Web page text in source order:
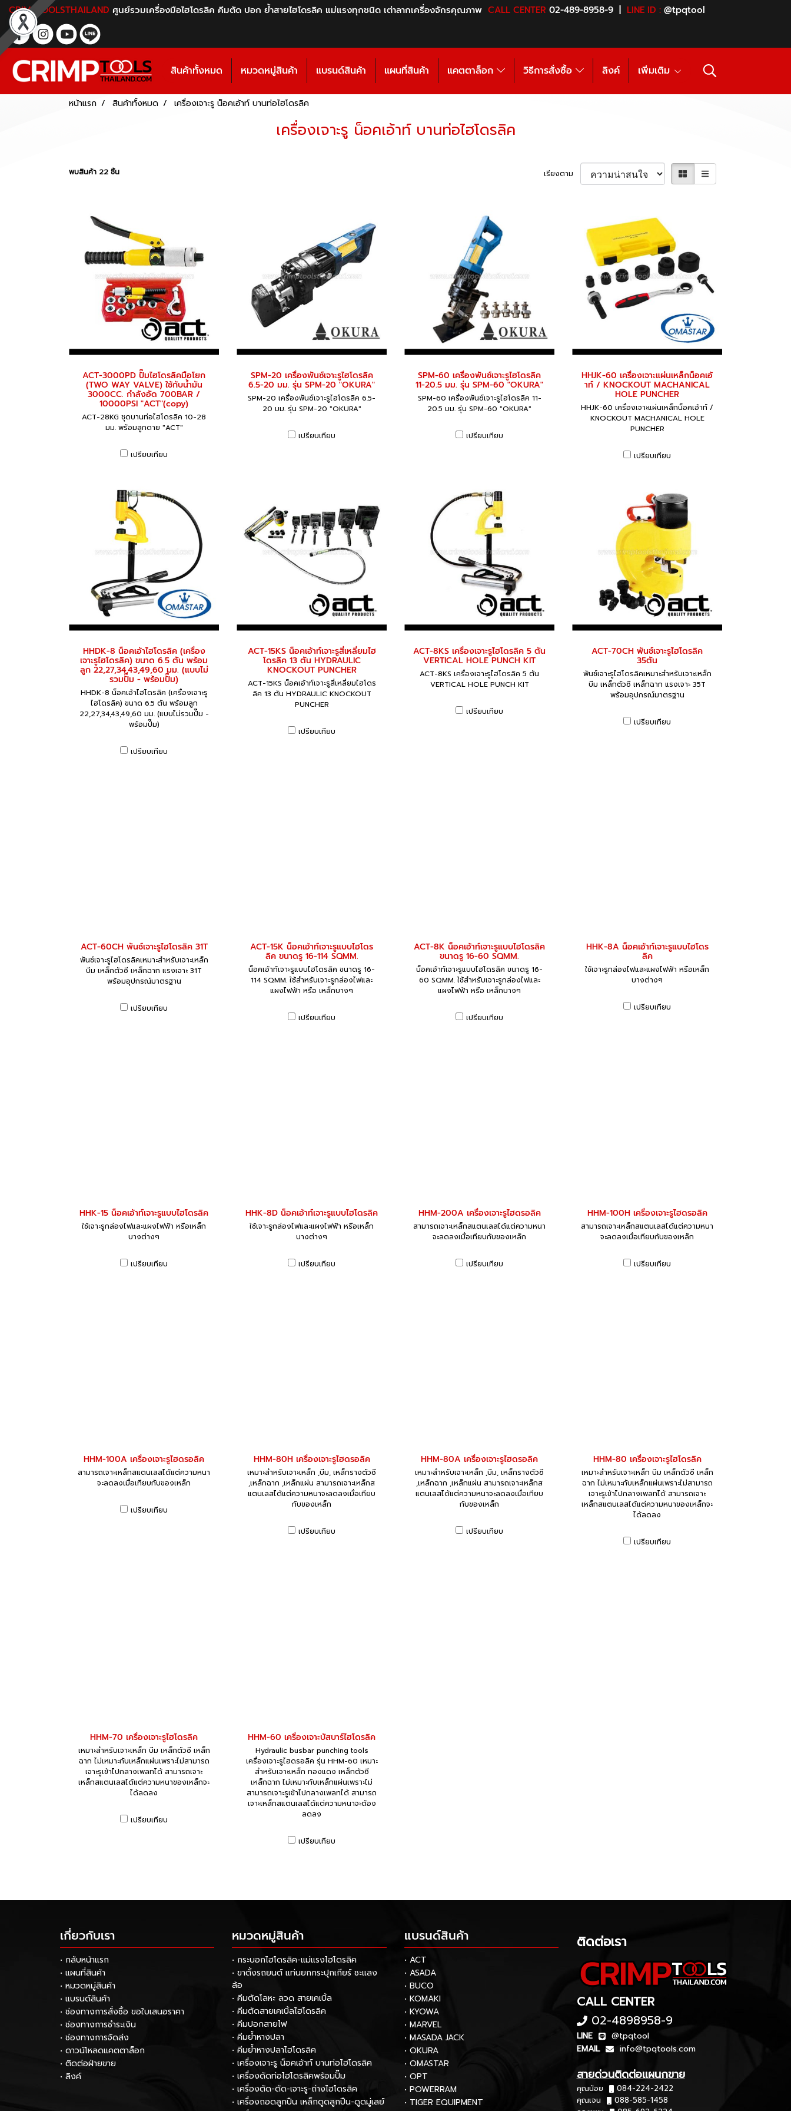
CRIMPTOOLSTHAILAND ศูนย์รวมเครื่องมือไฮโดรลิค คีมตัด ปอก ย้ำสายไฮโดรลิค แม่แรงทุกชนิด เต่าลากเครื่องจักรคุณภาพ CALL CENTER 02-489-8958-9 | LINE ID : @tpqtool
สินค้าทั้งหมด หมวดหมู่สินค้า แบรนด์สินค้า แผนที่สินค้า แคตตาล็อก วิธีการสั่งซื้อ ลิงค์ เพิ่มเติม
หน้าแรก สินค้าทั้งหมด เครื่องเจาะรู น็อคเอ้าท์ บานท่อไฮโดรลิค
เครื่องเจาะรู น็อคเอ้าท์ บานท่อไฮโดรลิค
พบสินค้า 22 ชิ้น เรียงตาม
ACT-3000PD ปั๊มไฮโดรลิคมือโยก
(TWO WAY VALVE) ใช้กับน้ำมัน
3000CC. กำลังอัด 700BAR /
10000PSI "ACT"(copy)
ACT-28KG ชุดบานท่อไฮโดรลิค 10-28
มม. พร้อมลูกดาย "ACT"
เปรียบเทียบ
SPM-20 เครื่องพันซ์เจาะรูไฮโดรลิค
6.5-20 มม. รุ่น SPM-20 "OKURA"
SPM-20 เครื่องพันซ์เจาะรูไฮโดรลิค 6.5-
20 มม. รุ่น SPM-20 "OKURA"
เปรียบเทียบ
SPM-60 เครื่องพันซ์เจาะรูไฮโดรลิค
11-20.5 มม. รุ่น SPM-60 "OKURA"
SPM-60 เครื่องพันซ์เจาะรูไฮโดรลิค 11-
20.5 มม. รุ่น SPM-60 "OKURA"
เปรียบเทียบ
HHJK-60 เครื่องเจาะแผ่นเหล็กน็อคเอ้
าท์ / KNOCKOUT MACHANICAL
HOLE PUNCHER
HHJK-60 เครื่องเจาะแผ่นเหล็กน็อคเอ้าท์ /
KNOCKOUT MACHANICAL HOLE
PUNCHER
เปรียบเทียบ
HHDK-8 น็อคเอ้าไฮโดรลิค (เครื่อง
เจาะรูไฮโดรลิค) ขนาด 6.5 ตัน พร้อม
ลูก 22,27,34,43,49,60 มม. (แบบไม่
รวมปั๊ม - พร้อมปั๊ม)
HHDK-8 น็อคเอ้าไฮโดรลิค (เครื่องเจาะรู
ไฮโดรลิค) ขนาด 6.5 ตัน พร้อมลูก
22,27,34,43,49,60 มม. (แบบไม่รวมปั๊ม -
พร้อมปั๊ม)
เปรียบเทียบ
ACT-15KS น็อคเอ้าท์เจาะรูสี่เหลี่ยมไฮ
โดรลิค 13 ตัน HYDRAULIC
KNOCKOUT PUNCHER
ACT-15KS น็อคเอ้าท์เจาะรูสี่เหลี่ยมไฮโดร
ลิค 13 ตัน HYDRAULIC KNOCKOUT
PUNCHER
เปรียบเทียบ
ACT-8KS เครื่องเจาะรูไฮโดรลิค 5 ตัน
VERTICAL HOLE PUNCH KIT
ACT-8KS เครื่องเจาะรูไฮโดรลิค 5 ตัน
VERTICAL HOLE PUNCH KIT
เปรียบเทียบ
ACT-70CH พันช์เจาะรูไฮโดรลิค
35ตัน
พันช์เจาะรูไฮโดรลิคเหมาะสำหรับเจาะเหล็ก
บีม เหล็กตัวซี เหล็กฉาก แรงเจาะ 35T
พร้อมอุปกรณ์มาตรฐาน
เปรียบเทียบ
ACT-60CH พันช์เจาะรูไฮโดรลิค 31T
พันช์เจาะรูไฮโดรลิคเหมาะสำหรับเจาะเหล็ก
บีม เหล็กตัวซี เหล็กฉาก แรงเจาะ 31T
พร้อมอุปกรณ์มาตรฐาน
เปรียบเทียบ
ACT-15K น็อคเอ้าท์เจาะรูแบบไฮโดร
ลิค ขนาดรู 16-114 SQMM.
น็อคเอ้าท์เจาะรูแบบไฮโดรลิค ขนาดรู 16-
114 SQMM. ใช้สำหรับเจาะรูกล่องไฟและ
แผงไฟฟ้า หรือ เหล็กบางๆ
เปรียบเทียบ
ACT-8K น็อคเอ้าท์เจาะรูแบบไฮโดรลิค
ขนาดรู 16-60 SQMM.
น็อคเอ้าท์เจาะรูแบบไฮโดรลิค ขนาดรู 16-
60 SQMM. ใช้สำหรับเจาะรูกล่องไฟและ
แผงไฟฟ้า หรือ เหล็กบางๆ
เปรียบเทียบ
HHK-8A น็อคเอ้าท์เจาะรูแบบไฮโดร
ลิค
ใช้เจาะรูกล่องไฟและแผงไฟฟ้า หรือเหล็ก
บางต่างๆ
เปรียบเทียบ
HHK-15 น็อคเอ้าท์เจาะรูแบบไฮโดรลิค
ใช้เจาะรูกล่องไฟและแผงไฟฟ้า หรือเหล็ก
บางต่างๆ
เปรียบเทียบ
HHK-8D น็อคเอ้าท์เจาะรูแบบไฮโดรลิค
ใช้เจาะรูกล่องไฟและแผงไฟฟ้า หรือเหล็ก
บางต่างๆ
เปรียบเทียบ
HHM-200A เครื่องเจาะรูไฮดรอลิค
สามารถเจาะเหล็กสแตนเลสได้แต่ความหนา
จะลดลงเมื่อเทียบกับของเหล็ก
เปรียบเทียบ
HHM-100H เครื่องเจาะรูไฮดรอลิค
สามารถเจาะเหล็กสแตนเลสได้แต่ความหนา
จะลดลงเมื่อเทียบกับของเหล็ก
เปรียบเทียบ
HHM-100A เครื่องเจาะรูไฮดรอลิค
สามารถเจาะเหล็กสแตนเลสได้แต่ความหนา
จะลดลงเมื่อเทียบกับของเหล็ก
เปรียบเทียบ
HHM-80H เครื่องเจาะรูไฮดรอลิค
เหมาะสำหรับเจาะเหล็ก ,บีม, เหล็กรางตัวซี
,เหล็กฉาก ,เหล็กแผ่น สามารถเจาะเหล็กส
แตนเลสได้แต่ความหนาจะลดลงเมื่อเทียบ
กับของเหล็ก
เปรียบเทียบ
HHM-80A เครื่องเจาะรูไฮดรอลิค
เหมาะสำหรับเจาะเหล็ก ,บีม, เหล็กรางตัวซี
,เหล็กฉาก ,เหล็กแผ่น สามารถเจาะเหล็กส
แตนเลสได้แต่ความหนาจะลดลงเมื่อเทียบ
กับของเหล็ก
เปรียบเทียบ
HHM-80 เครื่องเจาะรูไฮโดรลิค
เหมาะสำหรับเจาะเหล็ก บีม เหล็กตัวซี เหล็ก
ฉาก ไม่เหมาะกับเหล็กแผ่นเพราะไม่สามารถ
เจาะรูเข้าไปกลางเพลทได้ สามารถเจาะ
เหล็กสแตนเลสได้แต่ความหนาของเหล็กจะ
ได้ลดลง
เปรียบเทียบ
HHM-70 เครื่องเจาะรูไฮโดรลิค
เหมาะสำหรับเจาะเหล็ก บีม เหล็กตัวซี เหล็ก
ฉาก ไม่เหมาะกับเหล็กแผ่นเพราะไม่สามารถ
เจาะรูเข้าไปกลางเพลทได้ สามารถเจาะ
เหล็กสแตนเลสได้แต่ความหนาของเหล็กจะ
ได้ลดลง
เปรียบเทียบ
HHM-60 เครื่องเจาะบัสบาร์ไฮโดรลิค
Hydraulic busbar punching tools
เครื่องเจาะรูไฮดรอลิค รุ่น HHM-60 เหมาะ
สำหรับเจาะเหล็ก ทองแดง เหล็กตัวซี
เหล็กฉาก ไม่เหมาะกับเหล็กแผ่นเพราะไม่
สามารถเจาะรูเข้าไปกลางเพลทได้ สามารถ
เจาะเหล็กสแตนเลสได้แต่ความหนาจะต้อง
ลดลง
เปรียบเทียบ
เกี่ยวกับเรา
• กลับหน้าแรก
• แผนที่สินค้า
• หมวดหมู่สินค้า
• แบรนด์สินค้า
• ช่องทางการสั่งซื้อ ขอใบเสนอราคา
• ช่องทางการชำระเงิน
• ช่องทางการจัดส่ง
• ดาวน์โหลดแคตตาล็อก
• ติดต่อฝ่ายขาย
• ลิงค์
หมวดหมู่สินค้า
• กระบอกไฮโดรลิค-แม่แรงไฮโดรลิค
• ขาตั้งรถยนต์ แท่นยกกระปุกเกียร์ ชะแลง
ล้อ
• คีมตัดโลหะ ลวด สายเคเบิ้ล
• คีมตัดสายเคเบิ้ลไฮโดรลิค
• คีมปอกสายไฟ
• คีมย้ำหางปลา
• คีมย้ำหางปลาไฮโดรลิค
• เครื่องเจาะรู น็อคเอ้าท์ บานท่อไฮโดรลิค
• เครื่องดัดท่อไฮโดรลิคพร้อมปั๊ม
• เครื่องตัด-ดัด-เจาะรู-ถ่างไฮโดรลิค
• เครื่องถอดลูกปืน เหล็กดูดลูกปืน-ดูดมู่เลย์
แบรนด์สินค้า
• ACT
• ASADA
• BUCO
• KOMAKI
• KYOWA
• MARVEL
• MASADA JACK
• OKURA
• OMASTAR
• OPT
• POWERRAM
• TIGER EQUIPMENT
ติดต่อเรา
CALL CENTER
02-4898958-9
LINE
@tpqtool
EMAIL
info@tpqtools.com
สายด่วนติดต่อแผนกขาย
คุณน้อย
084-224-2422
คุณเจน
088-585-1458